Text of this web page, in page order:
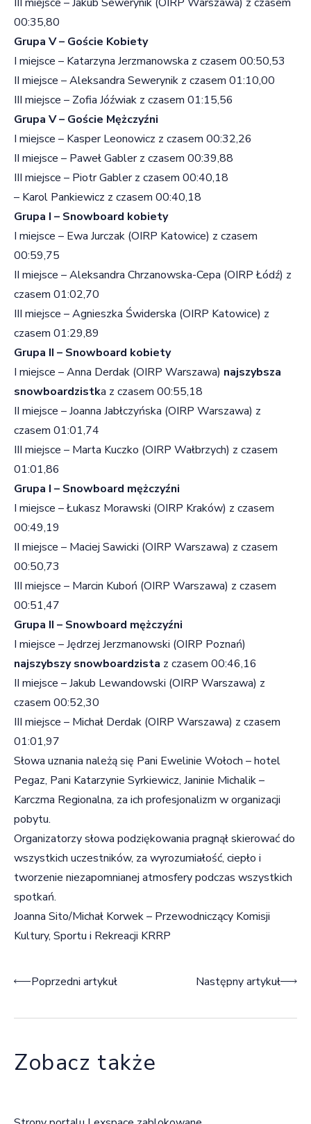
00:35,80
Grupa V – Goście Kobiety
I miejsce – Katarzyna Jerzmanowska z czasem 00:50,53
II miejsce – Aleksandra Sewerynik z czasem 01:10,00
III miejsce – Zofia Jóźwiak z czasem 01:15,56
Grupa V – Goście Mężczyźni
I miejsce – Kasper Leonowicz z czasem 00:32,26
II miejsce – Paweł Gabler z czasem 00:39,88
III miejsce – Piotr Gabler z czasem 00:40,18
– Karol Pankiewicz z czasem 00:40,18
Grupa I – Snowboard kobiety
I miejsce – Ewa Jurczak (OIRP Katowice) z czasem
00:59,75
II miejsce – Aleksandra Chrzanowska-Cepa (OIRP Łódź) z
czasem 01:02,70
III miejsce – Agnieszka Świderska (OIRP Katowice) z
czasem 01:29,89
Grupa II – Snowboard kobiety
I miejsce – Anna Derdak (OIRP Warszawa) najszybsza
snowboardzistka z czasem 00:55,18
II miejsce – Joanna Jabłczyńska (OIRP Warszawa) z
czasem 01:01,74
III miejsce – Marta Kuczko (OIRP Wałbrzych) z czasem
01:01,86
Grupa I – Snowboard mężczyźni
I miejsce – Łukasz Morawski (OIRP Kraków) z czasem
00:49,19
II miejsce – Maciej Sawicki (OIRP Warszawa) z czasem
00:50,73
III miejsce – Marcin Kuboń (OIRP Warszawa) z czasem
00:51,47
Grupa II – Snowboard mężczyźni
I miejsce – Jędrzej Jerzmanowski (OIRP Poznań)
najszybszy snowboardzista z czasem 00:46,16
II miejsce – Jakub Lewandowski (OIRP Warszawa) z
czasem 00:52,30
III miejsce – Michał Derdak (OIRP Warszawa) z czasem
01:01,97
Słowa uznania należą się Pani Ewelinie Wołoch – hotel
Pegaz, Pani Katarzynie Syrkiewicz, Janinie Michalik –
Karczma Regionalna, za ich profesjonalizm w organizacji
pobytu.
Organizatorzy słowa podziękowania pragnął skierować do
wszystkich uczestników, za wyrozumiałość, ciepło i
tworzenie niezapomnianej atmosfery podczas wszystkich
spotkań.
Joanna Sito/Michał Korwek – Przewodniczący Komisji
Kultury, Sportu i Rekreacji KRRP
Nawigacja wpisu
Poprzedni artykuł Następny artykuł
Zobacz także